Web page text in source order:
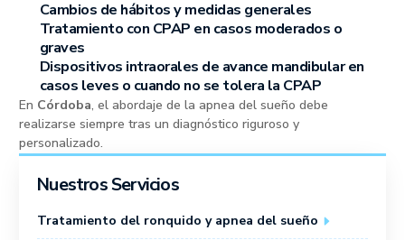
Cambios de hábitos y medidas generales
Tratamiento con CPAP en casos moderados o
graves
Dispositivos intraorales de avance mandibular en
casos leves o cuando no se tolera la CPAP
En Córdoba, el abordaje de la apnea del sueño debe
realizarse siempre tras un diagnóstico riguroso y
personalizado.
Nuestros Servicios
Tratamiento del ronquido y apnea del sueño